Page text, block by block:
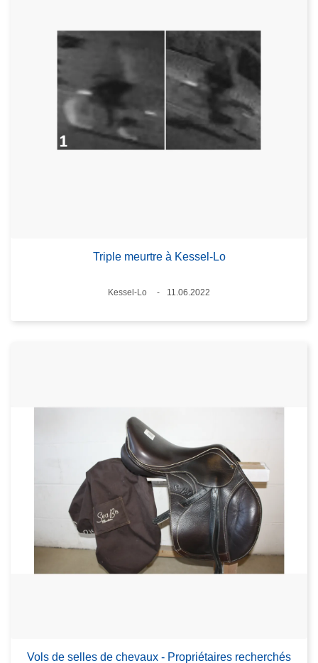
Triple meurtre à Kessel-Lo
Lieux
Kessel-Lo
11.06.2022
Vols de selles de chevaux - Propriétaires recherchés